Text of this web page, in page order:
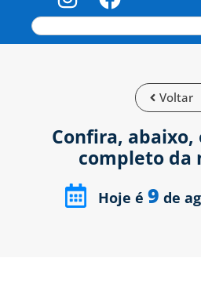
Voltar
Confira,
completo da
Hoje é 9 de